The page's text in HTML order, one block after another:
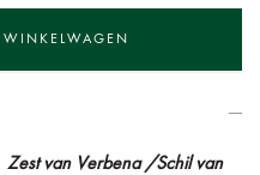
Zest van Verbena /Schil van